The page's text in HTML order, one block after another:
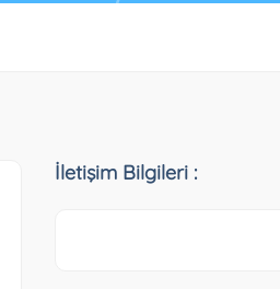
İletişim Bilgileri :